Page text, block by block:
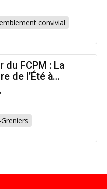
convivial
du FCPM : La
de l’Été à